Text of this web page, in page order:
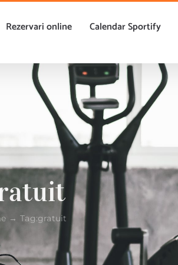
Rezervari online Calendar Sportify
Tag:gratuit